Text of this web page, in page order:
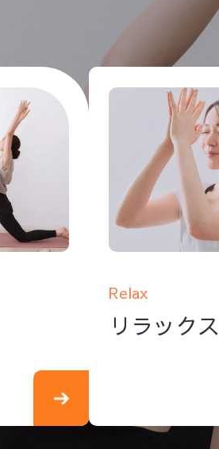
Relax
リラックス